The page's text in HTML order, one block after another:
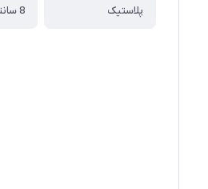
پلاستیک
8 سانتی متر